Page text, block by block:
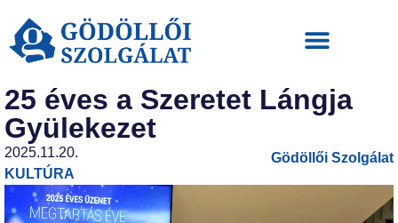
25 éves a Szeretet Lángja
Gyülekezet
2025.11.20.
KULTÚRA
Gödöllői Szolgálat